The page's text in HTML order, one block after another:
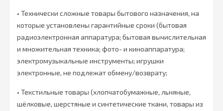
• Технически сложные товары бытового назначения, на
которые установлены гарантийные сроки (бытовая
радиоэлектронная аппаратура; бытовая вычислительная
и множительная техника; фото- и киноаппаратура;
электромузыкальные инструменты; игрушки
электронные, не подлежат обмену/возврату;
• Текстильные товары (хлопчатобумажные, льняные,
шёлковые, шерстяные и синтетические ткани, товары из